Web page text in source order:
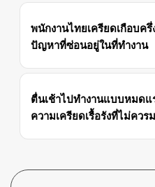
พนักงานไทยเครียดเกือบค
ปัญหาที่ซ่อนอยู่ในที่ทำงาน
ตื่นเช้าไปทำงานแบบหมด
ความเครียดเรื้อรังที่ไม่ควร